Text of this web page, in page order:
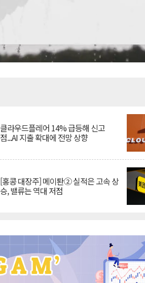
클라우드플레어 14% 급등해 신고
점...AI 지출 확대에 전망 상향
[홍콩 대장주] 메이퇀② 실적은 고속 상
승, 밸류는 역대 저점